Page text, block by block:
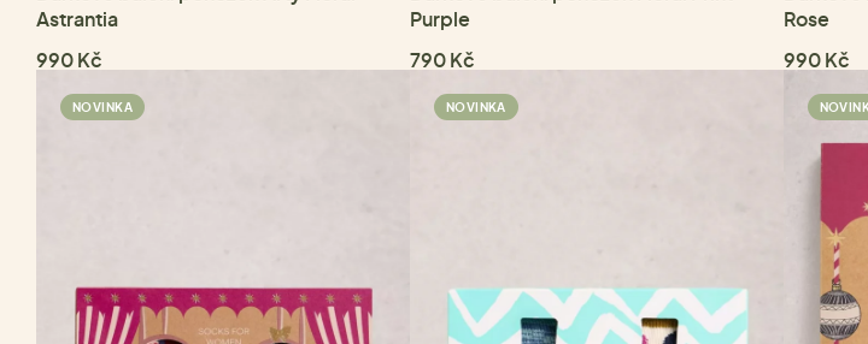
Astrantia
990 Kč
Purple
790 Kč
Rose
990 Kč
NOVINKA NOVINKA